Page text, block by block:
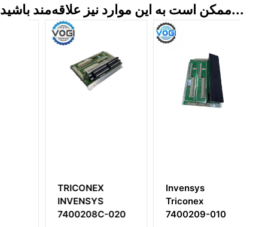
ممکن است به این موارد نیز علاقه‌مند باشید...
TRICONEX
INVENSYS
7400208C-020
Invensys
Triconex
7400209-010